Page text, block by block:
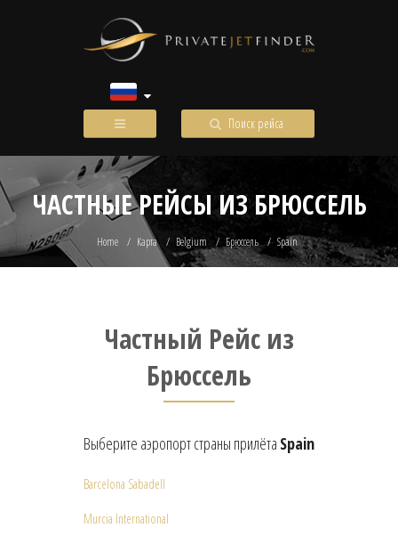
Поиск рейса
ЧАСТНЫЕ РЕЙСЫ ИЗ БРЮССЕЛЬ
Home Карта Belgium Брюссель Spain
Частный Рейс из
Брюссель
Выберите аэропорт страны прилёта Spain
Barcelona Sabadell
Murcia International